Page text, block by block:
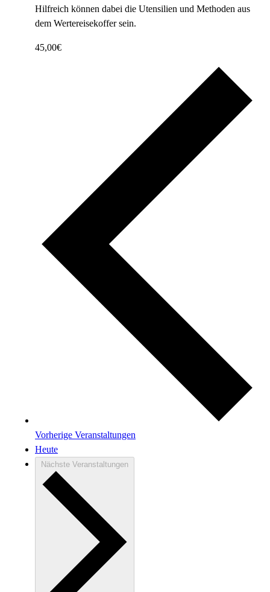
Hilfreich können dabei die Utensilien und Methoden aus
dem Wertereisekoffer sein.
45,00€
Vorherige Veranstaltungen
Heute
Nächste Veranstaltungen